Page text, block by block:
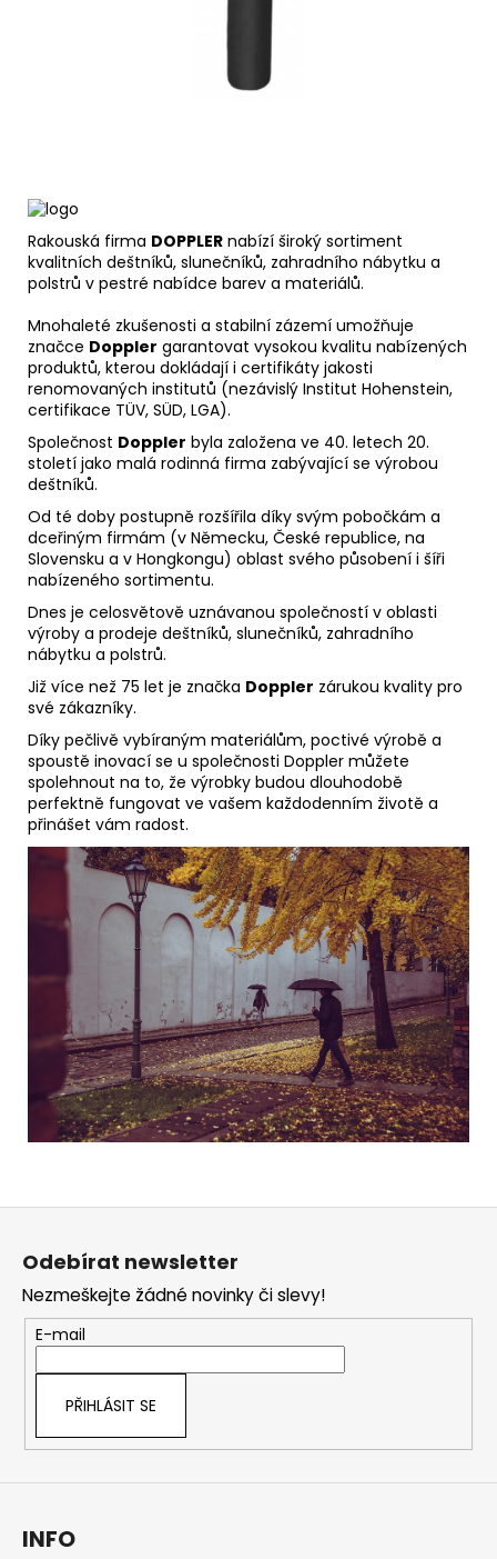
Rakouská firma DOPPLER nabízí široký sortiment
kvalitních deštníků, slunečníků, zahradního nábytku a
polstrů v pestré nabídce barev a materiálů.
Mnohaleté zkušenosti a stabilní zázemí umožňuje
značce Doppler garantovat vysokou kvalitu nabízených
produktů, kterou dokládají i certifikáty jakosti
renomovaných institutů (nezávislý Institut Hohenstein,
certifikace TÜV, SÜD, LGA).
Společnost Doppler byla založena ve 40. letech 20.
století jako malá rodinná firma zabývající se výrobou
deštníků.
Od té doby postupně rozšířila díky svým pobočkám a
dceřiným firmám (v Německu, České republice, na
Slovensku a v Hongkongu) oblast svého působení i šíři
nabízeného sortimentu.
Dnes je celosvětově uznávanou společností v oblasti
výroby a prodeje deštníků, slunečníků, zahradního
nábytku a polstrů.
Již více než 75 let je značka Doppler zárukou kvality pro
své zákazníky.
Díky pečlivě vybíraným materiálům, poctivé výrobě a
spoustě inovací se u společnosti Doppler můžete
spolehnout na to, že výrobky budou dlouhodobě
perfektně fungovat ve vašem každodenním životě a
přinášet vám radost.
Z
Odebírat newsletter
Nezmeškejte žádné novinky či slevy!
E-mail
PŘIHLÁSIT SE
INFO